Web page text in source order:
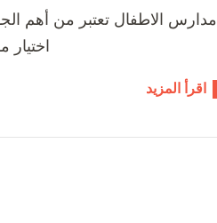
مدارس الاطفال تعتبر من أهم
اختيار
اقرأ المزيد